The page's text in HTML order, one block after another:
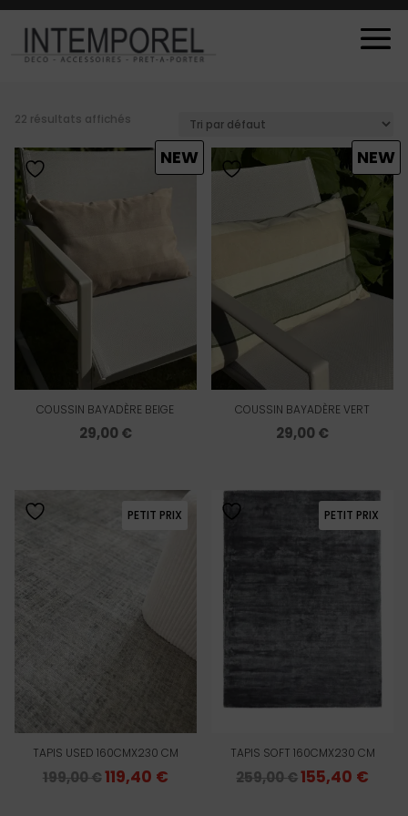
22 résultats affichés
COUSSIN BAYADÈRE BEIGE
29,00€
NEW
COUSSIN BAYADÈRE VERT
29,00€
NEW
PETIT PRIX
TAPIS USED 160CMX230 CM
199,00€Le
119,40 €Le
PETIT PRIX
TAPIS SOFT 160CMX230 CM
259,00€Le
155,40 €